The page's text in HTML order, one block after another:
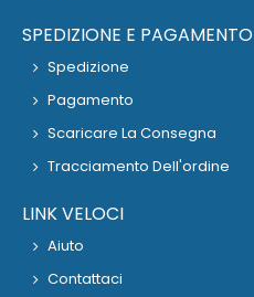
SPEDIZIONE E PAGAMENTO
Spedizione
Pagamento
Scaricare La Consegna
Tracciamento Dell'ordine
LINK VELOCI
Aiuto
Contattaci